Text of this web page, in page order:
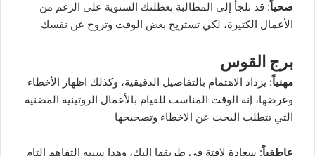
صحياً: قد تلجأ إلى المطالبة بعطلتك السنوية على الرغم من
الأعمال الكثيرة، لكي تستريح بعض الوقت وتروح عن نفسك
برج القوس
مهنياً: يزداد الاهتمام بالتفاصيل الدقيقية، وكذلك اظهار الأخطاء
وعرضها، إنه الوقت المناسب للقيام بالأعمال الروتينية المضنية
التي تتطلب البحث عن الاخطاء وتصحيحها
عاطفياً: سعادة لافتة في طريقها إليك، وهذا سببه التفاهم التام